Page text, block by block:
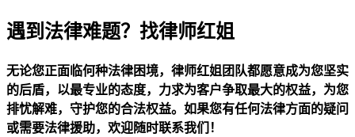
遇到法律难题？找律师红姐
无论您正面临何种法律困境，律师红姐团队都愿意成为您坚实
的后盾，以最专业的态度，力求为客户争取最大的权益，为您
排忧解难，守护您的合法权益。如果您有任何法律方面的疑问
或需要法律援助，欢迎随时联系我们！